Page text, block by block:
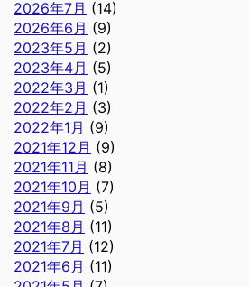
2026年7月 (14)
2026年6月 (9)
2023年5月 (2)
2023年4月 (5)
2022年3月 (1)
2022年2月 (3)
2022年1月 (9)
2021年12月 (9)
2021年11月 (8)
2021年10月 (7)
2021年9月 (5)
2021年8月 (11)
2021年7月 (12)
2021年6月 (11)